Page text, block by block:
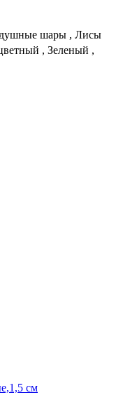
шары , Лисы
, Зеленый ,